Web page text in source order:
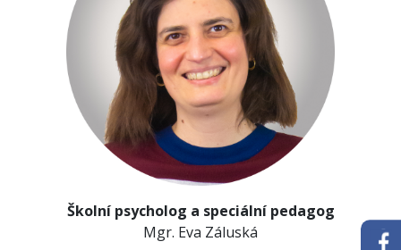
​Školní psycholog a speciální pedagog
​Mgr. Eva Záluská